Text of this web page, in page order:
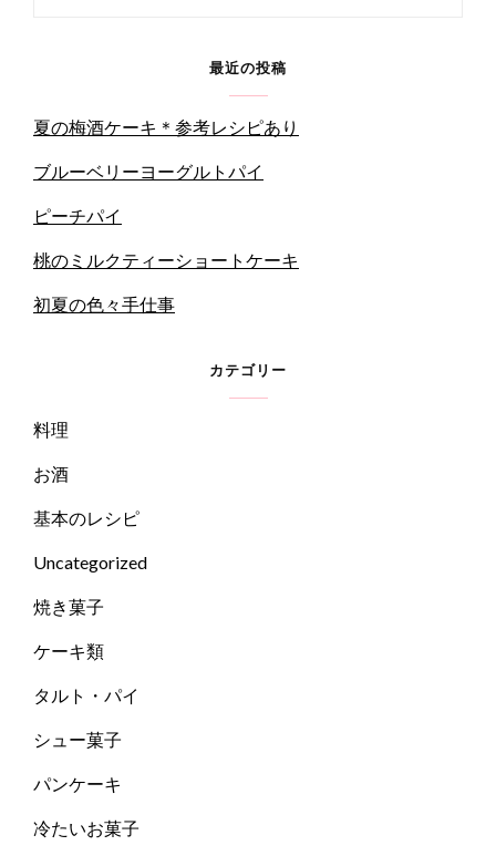
最近の投稿
夏の梅酒ケーキ＊参考レシピあり
ブルーベリーヨーグルトパイ
ピーチパイ
桃のミルクティーショートケーキ
初夏の色々手仕事
カテゴリー
料理
お酒
基本のレシピ
Uncategorized
焼き菓子
ケーキ類
タルト・パイ
シュー菓子
パンケーキ
冷たいお菓子